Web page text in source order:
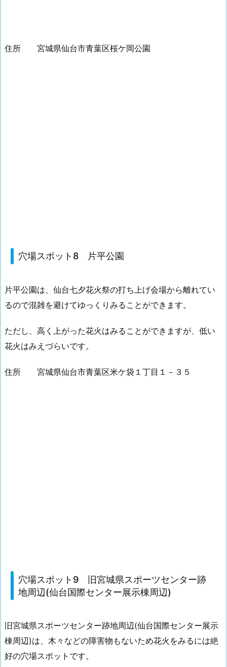
住所 宮城県仙台市青葉区桜ケ岡公園
穴場スポット8 片平公園
片平公園は、仙台七夕花火祭の打ち上げ会場から離れてい
るので混雑を避けてゆっくりみることができます。
ただし、高く上がった花火はみることができますが、低い
花火はみえづらいです。
住所 宮城県仙台市青葉区米ケ袋１丁目１－３５
穴場スポット9 旧宮城県スポーツセンター跡
地周辺(仙台国際センター展示棟周辺)
旧宮城県スポーツセンター跡地周辺(仙台国際センター展示
棟周辺)は、木々などの障害物もないため花火をみるには絶
好の穴場スポットです。